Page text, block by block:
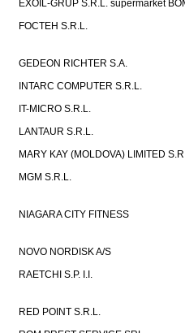
EXOIL-GRUP S.R.L. supermarket
FOCTEH S.R.L.
GEDEON RICHTER S.A.
INTARC COMPUTER S.R.L.
IT-MICRO S.R.L.
LANTAUR S.R.L.
MARY KAY (MOLDOVA) LIMITED
MGM S.R.L.
NIAGARA CITY FITNESS
NOVO NORDISK A/S
RAETCHI S.P. I.I.
RED POINT S.R.L.